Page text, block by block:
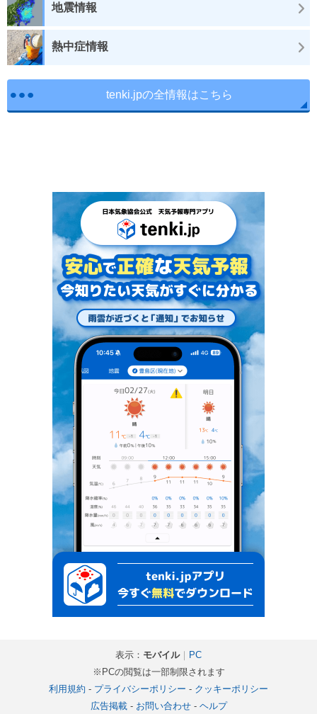
地震情報
熱中症情報
tenki.jpの全情報はこちら
表示： モバイル｜ PC
※PCの閲覧は一部制限されます
利用規約 - プライバシーポリシー - クッキーポリシー
広告掲載- お問い合わせ- ヘルプ